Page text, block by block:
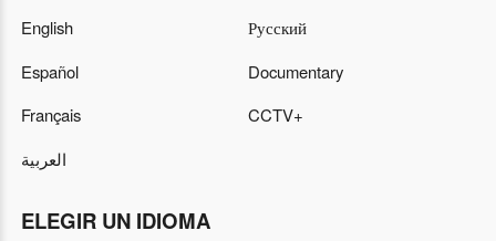
English
Español
Français
العربية
Русский
Documentary
CCTV+
ELEGIR UN IDIOMA